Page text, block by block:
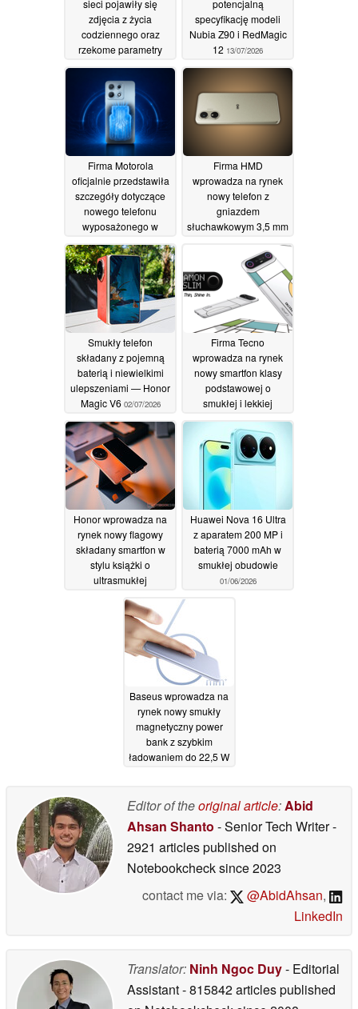
sieci pojawiły się
zdjęcia z życia
codziennego oraz
rzekome parametry
techniczne smartfona z
funkcją sztucznej
inteligencji
20/07/2026
potencjalną
specyfikację modeli
Nubia Z90 i RedMagic
12 13/07/2026
Firma Motorola
oficjalnie przedstawiła
szczegóły dotyczące
nowego telefonu
wyposażonego w
procesor Snapdragon
8 Gen 5 oraz funkcję
magnetycznego
ładowania
bezprzewodowego
11/07/2026
Firma HMD
wprowadza na rynek
nowy telefon z
gniazdem
słuchawkowym 3,5 mm
10/07/2026
Smukły telefon
składany z pojemną
baterią i niewielkimi
ulepszeniami — Honor
Magic V6 02/07/2026
Firma Tecno
wprowadza na rynek
nowy smartfon klasy
podstawowej o
smukłej i lekkiej
konstrukcji24/06/2026
Honor wprowadza na
rynek nowy flagowy
składany smartfon w
stylu książki o
ultrasmukłej
Huawei Nova 16 Ultra
z aparatem 200 MP i
baterią 7000 mAh w
smukłej obudowie
01/06/2026
Baseus wprowadza na
rynek nowy smukły
magnetyczny power
bank z szybkim
ładowaniem do 22,5 W
Editor of theoriginal article:Abid
Ahsan Shanto - Senior Tech Writer-
2921 articles published on
Notebookchecksince 2023
contact me via:
@AbidAhsan,
LinkedIn
Translator: Ninh Ngoc Duy- Editorial
Assistant- 815842 articles published